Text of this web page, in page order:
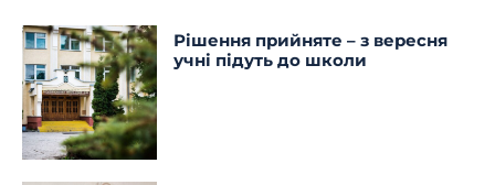
Рішення прийняте – з вересня
учні підуть до школи